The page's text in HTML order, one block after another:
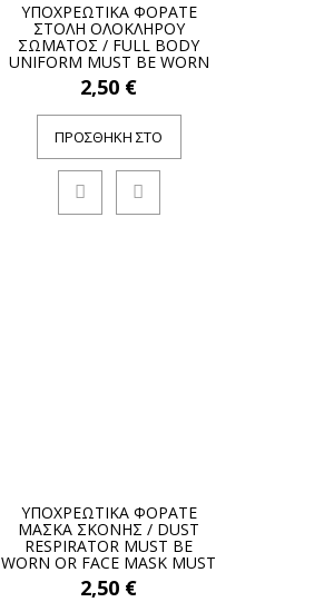
ΥΠΟΧΡΕΩΤΙΚΑ ΦΟΡΑΤΕ
ΣΤΟΛΗ ΟΛΟΚΛΗΡΟΥ
ΣΩΜΑΤΟΣ / FULL BODY
UNIFORM MUST BE WORN
2,50 €
ΠΡΟΣΘΉΚΗ ΣΤΟ
ΥΠΟΧΡΕΩΤΙΚΑ ΦΟΡΑΤΕ
ΜΑΣΚΑ ΣΚΟΝΗΣ / DUST
RESPIRATOR MUST BE
WORN OR FACE MASK MUST
BE WORN
2,50 €